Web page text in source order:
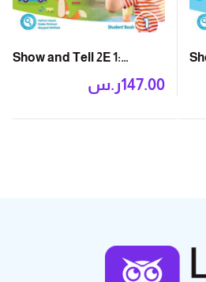
Show and Tell 2E 1:
Student Book Pack
ر.س147.00